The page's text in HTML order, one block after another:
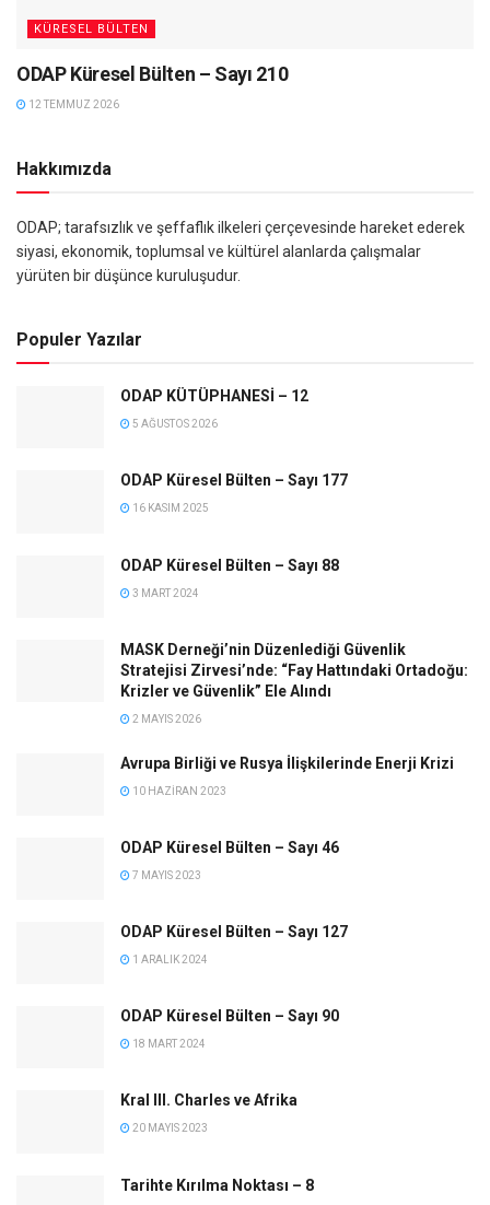
KÜRESEL BÜLTEN
ODAP Küresel Bülten – Sayı 210
12 TEMMUZ 2026
Hakkımızda
ODAP; tarafsızlık ve şeffaflık ilkeleri çerçevesinde hareket ederek
siyasi, ekonomik, toplumsal ve kültürel alanlarda çalışmalar
yürüten bir düşünce kuruluşudur.
Populer Yazılar
ODAP KÜTÜPHANESİ – 12
5 AĞUSTOS 2026
ODAP Küresel Bülten – Sayı 177
16 KASIM 2025
ODAP Küresel Bülten – Sayı 88
3 MART 2024
MASK Derneği’nin Düzenlediği Güvenlik
Stratejisi Zirvesi’nde: “Fay Hattındaki Ortadoğu:
Krizler ve Güvenlik” Ele Alındı
2 MAYIS 2026
Avrupa Birliği ve Rusya İlişkilerinde Enerji Krizi
10 HAZIRAN 2023
ODAP Küresel Bülten – Sayı 46
7 MAYIS 2023
ODAP Küresel Bülten – Sayı 127
1 ARALIK 2024
ODAP Küresel Bülten – Sayı 90
18 MART 2024
Kral III. Charles ve Afrika
20 MAYIS 2023
Tarihte Kırılma Noktası – 8